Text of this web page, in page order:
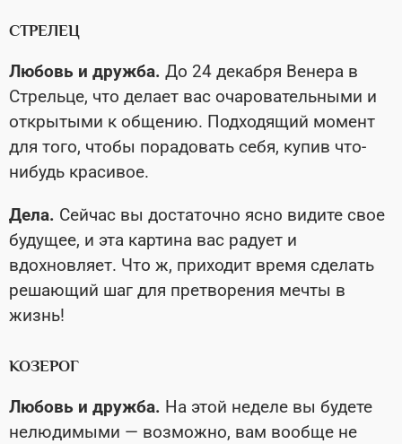
СТРЕЛЕЦ
Любовь и дружба. До 24 декабря Венера в
Стрельце, что делает вас очаровательными и
открытыми к общению. Подходящий момент
для того, чтобы порадовать себя, купив что-
нибудь красивое.
Дела. Сейчас вы достаточно ясно видите свое
будущее, и эта картина вас радует и
вдохновляет. Что ж, приходит время сделать
решающий шаг для претворения мечты в
жизнь!
КОЗЕРОГ
Любовь и дружба. На этой неделе вы будете
нелюдимыми — возможно, вам вообще не